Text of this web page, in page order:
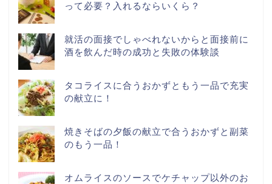
って必要？入れるならいくら？
就活の面接でしゃべれないからと面接前に
酒を飲んだ時の成功と失敗の体験談
タコライスに合うおかずともう一品で充実
の献立に！
焼きそばの夕飯の献立で合うおかずと副菜
のもう一品！
オムライスのソースでケチャップ以外のお